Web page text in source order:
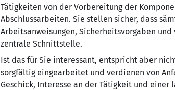
Tätigkeiten von der Vorbereitung der
Abschlussarbeiten. Sie stellen sicher, dass
Arbeitsanweisungen, Sicherheitsvorgaben
zentrale Schnittstelle.
Ist das für Sie interessant, entspricht aber
sorgfältig eingearbeitet und verdienen von
Geschick, Interesse an der Tätigkeit und